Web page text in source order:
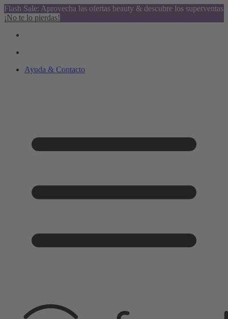
Flash Sale: Aprovecha las ofertas beauty & descubre los superventas
¡No te lo pierdas!
Ayuda & Contacto